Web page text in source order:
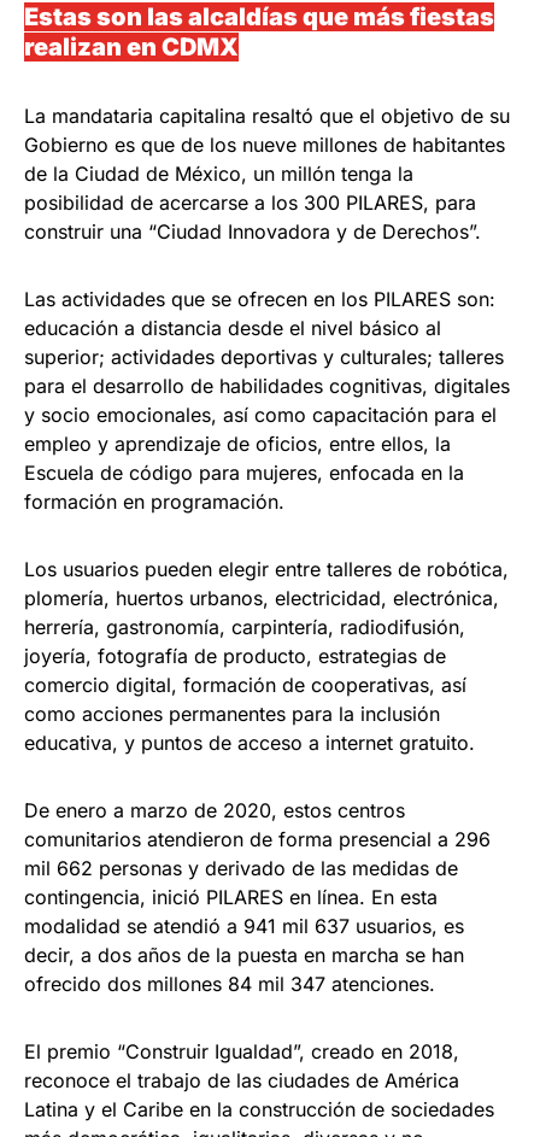
Estas son las alcaldías que más fiestas
realizan en CDMX
La mandataria capitalina resaltó que el objetivo de su
Gobierno es que de los nueve millones de habitantes
de la Ciudad de México, un millón tenga la
posibilidad de acercarse a los 300 PILARES, para
construir una “Ciudad Innovadora y de Derechos”.
Las actividades que se ofrecen en los PILARES son:
educación a distancia desde el nivel básico al
superior; actividades deportivas y culturales; talleres
para el desarrollo de habilidades cognitivas, digitales
y socio emocionales, así como capacitación para el
empleo y aprendizaje de oficios, entre ellos, la
Escuela de código para mujeres, enfocada en la
formación en programación.
Los usuarios pueden elegir entre talleres de robótica,
plomería, huertos urbanos, electricidad, electrónica,
herrería, gastronomía, carpintería, radiodifusión,
joyería, fotografía de producto, estrategias de
comercio digital, formación de cooperativas, así
como acciones permanentes para la inclusión
educativa, y puntos de acceso a internet gratuito.
De enero a marzo de 2020, estos centros
comunitarios atendieron de forma presencial a 296
mil 662 personas y derivado de las medidas de
contingencia, inició PILARES en línea. En esta
modalidad se atendió a 941 mil 637 usuarios, es
decir, a dos años de la puesta en marcha se han
ofrecido dos millones 84 mil 347 atenciones.
El premio “Construir Igualdad”, creado en 2018,
reconoce el trabajo de las ciudades de América
Latina y el Caribe en la construcción de sociedades